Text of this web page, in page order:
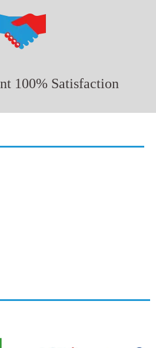
100% Satisfaction